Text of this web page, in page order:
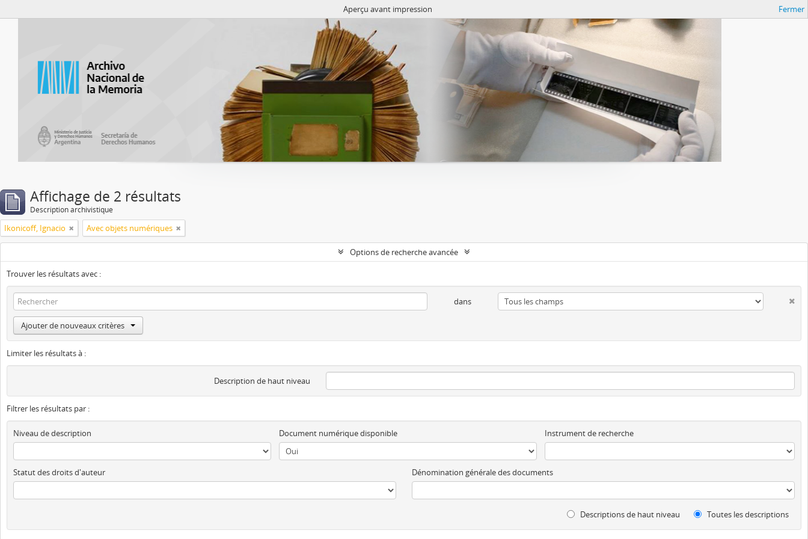
Aperçu avant impression Fermer
Affichage de 2 résultats
Description archivistique
Ikonicoff, Ignacio Avec objets numériques
Options de recherche avancée
Trouver les résultats avec :
dans
Ajouter de nouveaux critères
Limiter les résultats à :
Description de haut niveau
Filtrer les résultats par :
Niveau de description Document numérique disponible Instrument de recherche
Statut des droits d'auteur Dénomination générale des documents
Descriptions de haut niveau Toutes les descriptions